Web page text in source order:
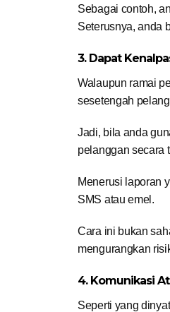
Sebagai contoh,
Seterusnya, anda
3. Dapat
Walaupun ramai
sesetengah
Jadi, bila anda
pelanggan secara
Menerusi laporan
SMS atau emel.
Cara ini bukan
mengurangkan
4. Komunikasi
Seperti yang